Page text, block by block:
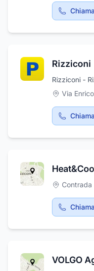
calabrese.
teatrali e
del
alla propria
Chiama
Rizziconi
Rizziconi -
Via
Chiama
Chiama